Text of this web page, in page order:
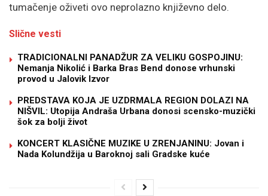
tumačenje oživeti ovo neprolazno književno delo.
Slične vesti
TRADICIONALNI PANADŽUR ZA VELIKU GOSPOJINU:
Nemanja Nikolić i Barka Bras Bend donose vrhunski
provod u Jalovik Izvor
PREDSTAVA KOJA JE UZDRMALA REGION DOLAZI NA
NIŠVIL: Utopija Andraša Urbana donosi scensko-muzički
šok za bolji život
KONCERT KLASIČNE MUZIKE U ZRENJANINU: Jovan i
Nada Kolundžija u Baroknoj sali Gradske kuće